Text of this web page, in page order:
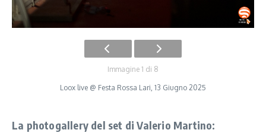
Immagine 1 di 8
Loox live @ Festa Rossa Lari, 13 Giugno 2025
La photogallery del set di Valerio Martino: